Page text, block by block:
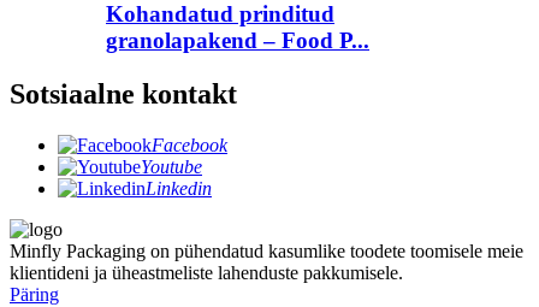
Kohandatud prinditud
granolapakend – Food P...
Sotsiaalne kontakt
Facebook
Youtube
Linkedin
Minfly Packaging on pühendatud kasumlike toodete toomisele meie
klientideni ja üheastmeliste lahenduste pakkumisele.
Päring